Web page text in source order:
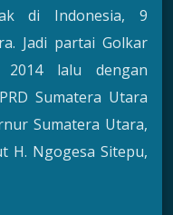
di Indonesia, 9
Jadi partai Golkar
2014 lalu dengan
Sumatera Utara
Sumatera Utara,
H. Ngogesa Sitepu,